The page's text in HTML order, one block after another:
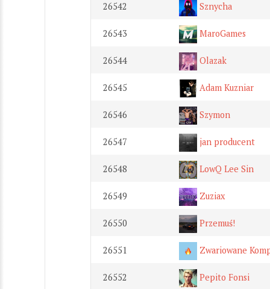
26542 Sznycha
26543 MaroGames
26544 Olazak
26545 Adam Kuzniar
26546 Szymon
26547 jan producent
26548 LowQ Lee Sin
26549 Zuziax
26550 Przemuś!
26551 Zwariowane
26552 Pepito Fonsi